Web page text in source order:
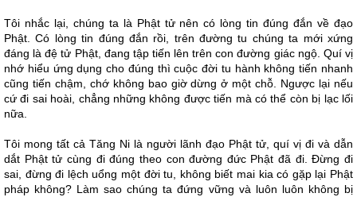
Tôi nhắc lại, chúng ta là Phật tử nên có lòng tin đúng đắn về đạo
Phật. Có lòng tin đúng đắn rồi, trên đường tu chúng ta mới xứng
đáng là đệ tử Phật, đang tập tiến lên trên con đường giác ngộ. Quí vị
nhớ hiểu ứng dụng cho đúng thì cuộc đời tu hành không tiến nhanh
cũng tiến chậm, chớ không bao giờ dừng ở một chỗ. Ngược lại nếu
cứ đi sai hoài, chẳng những không được tiến mà có thể còn bị lạc lối
nữa.
Tôi mong tất cả Tăng Ni là người lãnh đạo Phật tử, quí vị đi và dẫn
dắt Phật tử cùng đi đúng theo con đường đức Phật đã đi. Đừng đi
sai, đừng đi lệch uổng một đời tu, không biết mai kia có gặp lại Phật
pháp không? Làm sao chúng ta đứng vững và luôn luôn không bị